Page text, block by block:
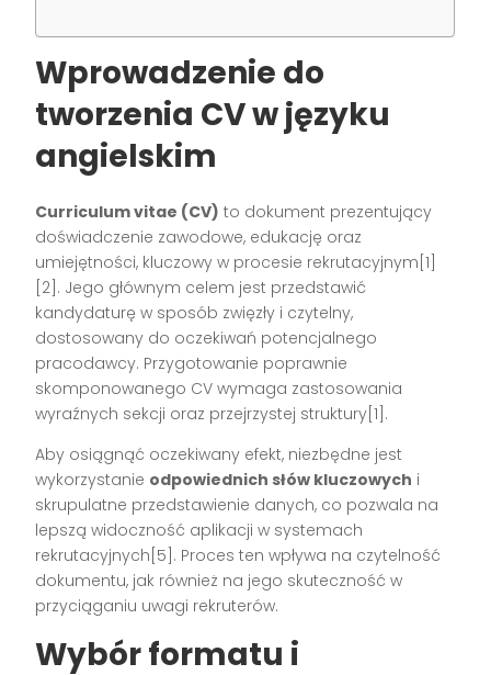
Wprowadzenie do
tworzenia CV w języku
angielskim
Curriculum vitae (CV) to dokument prezentujący
doświadczenie zawodowe, edukację oraz
umiejętności, kluczowy w procesie rekrutacyjnym[1]
[2]. Jego głównym celem jest przedstawić
kandydaturę w sposób zwięzły i czytelny,
dostosowany do oczekiwań potencjalnego
pracodawcy. Przygotowanie poprawnie
skomponowanego CV wymaga zastosowania
wyraźnych sekcji oraz przejrzystej struktury[1].
Aby osiągnąć oczekiwany efekt, niezbędne jest
wykorzystanie odpowiednich słów kluczowych i
skrupulatne przedstawienie danych, co pozwala na
lepszą widoczność aplikacji w systemach
rekrutacyjnych[5]. Proces ten wpływa na czytelność
dokumentu, jak również na jego skuteczność w
przyciąganiu uwagi rekruterów.
Wybór formatu i